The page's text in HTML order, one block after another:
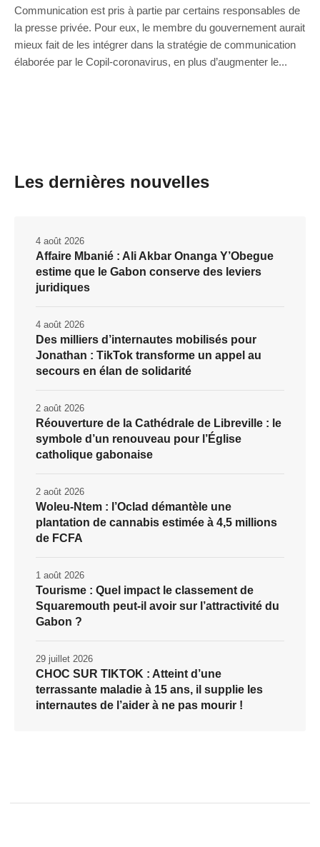
Communication est pris à partie par certains responsables de
la presse privée. Pour eux, le membre du gouvernement aurait
mieux fait de les intégrer dans la stratégie de communication
élaborée par le Copil-coronavirus, en plus d’augmenter le...
Les dernières nouvelles
Affaire Mbanié : Ali Akbar Onanga Y’Obegue
estime que le Gabon conserve des leviers
juridiques
4 août 2026
Des milliers d’internautes mobilisés pour
Jonathan : TikTok transforme un appel au
secours en élan de solidarité
4 août 2026
Réouverture de la Cathédrale de Libreville : le
symbole d’un renouveau pour l’Église
catholique gabonaise
2 août 2026
Woleu-Ntem : l’Oclad démantèle une
plantation de cannabis estimée à 4,5 millions
de FCFA
2 août 2026
Tourisme : Quel impact le classement de
Squaremouth peut-il avoir sur l’attractivité du
Gabon ?
1 août 2026
CHOC SUR TIKTOK : Atteint d’une
terrassante maladie à 15 ans, il supplie les
internautes de l’aider à ne pas mourir !
29 juillet 2026